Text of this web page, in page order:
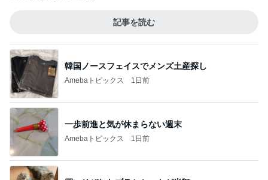
Amebaトピックス 1日前
一歩前進と気が休まらない週末
Amebaトピックス 1日前
買いそびれたブラシセットが半額
Amebaトピックス 1日前